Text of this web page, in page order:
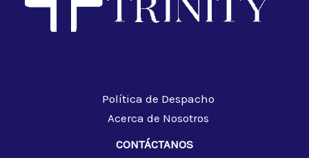
Política de Despacho
Acerca de Nosotros
CONTÁCTANOS